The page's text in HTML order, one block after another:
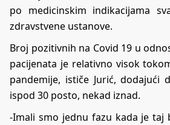
po medicinskim indikacijama
zdravstvene ustanove.
Broj pozitivnih na Covid 19 u
pacijenata je relativno visok
pandemije, ističe Jurić, dodajući
ispod 30 posto, nekad iznad.
-Imali smo jednu fazu kada je